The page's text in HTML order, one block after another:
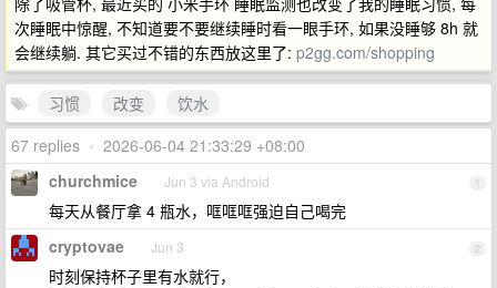
次睡眠中惊醒, 不知道要不要继续睡时看一眼手环, 如果没睡够 8h 就
会继续躺. 其它买过不错的东西放这里了: p2gg.com/shopping
习惯 改变
饮水
67 replies • 2026-06-04 21:33:29 +08:00
1
churchmice Jun 3 via Android
每天从餐厅拿 4 瓶水，哐哐哐强迫自己喝完
2
cryptovae Jun 3
时刻保持杯子里有水就行，